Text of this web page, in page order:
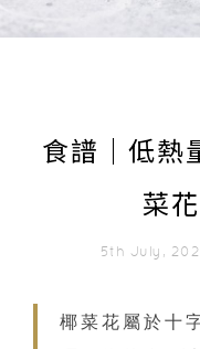
食譜｜低熱
菜
5th July,
椰菜花屬於十